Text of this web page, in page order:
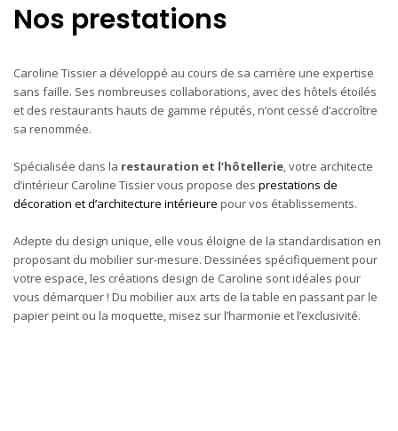
Nos prestations
Caroline Tissier a développé au cours de sa carrière une expertise
sans faille. Ses nombreuses collaborations, avec des hôtels étoilés
et des restaurants hauts de gamme réputés, n’ont cessé d’accroître
sa renommée.
Spécialisée dans la restauration et l’hôtellerie, votre architecte
d’intérieur Caroline Tissier vous propose des prestations de
décoration et d’architecture intérieure pour vos établissements.
Adepte du design unique, elle vous éloigne de la standardisation en
proposant du mobilier sur-mesure. Dessinées spécifiquement pour
votre espace, les créations design de Caroline sont idéales pour
vous démarquer ! Du mobilier aux arts de la table en passant par le
papier peint ou la moquette, misez sur l’harmonie et l’exclusivité.